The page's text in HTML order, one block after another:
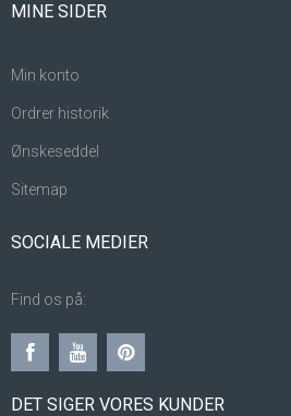
MINE SIDER
Min konto
Ordrer historik
Ønskeseddel
Sitemap
SOCIALE MEDIER
Find os på:
DET SIGER VORES KUNDER